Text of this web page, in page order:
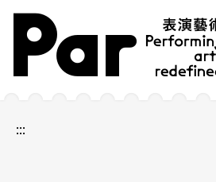
跳到主要內容區塊
網站導覽
:::